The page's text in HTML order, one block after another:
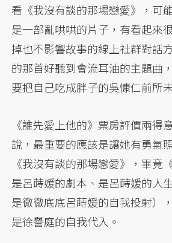
看《我沒有談的那場戀愛》，可
是一部亂哄哄的片子，有看起來
掉也不影響故事的線上社群對話
的那首好聽到會流耳油的主題曲
要把自己吃成胖子的吳慷仁前所
《誰先愛上他的》票房評價兩得
說，最重要的應該是讓她有勇氣
《我沒有談的那場戀愛》，畢竟
是呂蒔媛的劇本、是呂蒔媛的人
是徹徹底底呂蒔媛的自我投射）
是徐譽庭的自我代入。